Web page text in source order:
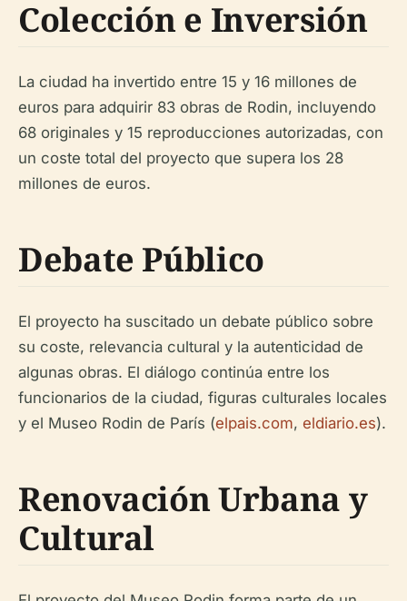
Colección e Inversión
La ciudad ha invertido entre 15 y 16 millones de
euros para adquirir 83 obras de Rodin, incluyendo
68 originales y 15 reproducciones autorizadas, con
un coste total del proyecto que supera los 28
millones de euros.
Debate Público
El proyecto ha suscitado un debate público sobre
su coste, relevancia cultural y la autenticidad de
algunas obras. El diálogo continúa entre los
funcionarios de la ciudad, figuras culturales locales
y el Museo Rodin de París (elpais.com, eldiario.es).
Renovación Urbana y
Cultural